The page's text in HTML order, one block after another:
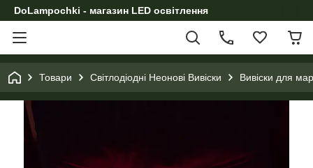
DoLampochki - магазин LED освітлення
Товари Світлодіодні Неонові Вивіски Вивіски для